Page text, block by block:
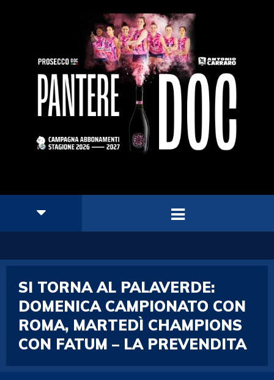
SI TORNA AL PALAVERDE:
DOMENICA CAMPIONATO CON
ROMA, MARTEDÌ CHAMPIONS
CON FATUM – LA PREVENDITA